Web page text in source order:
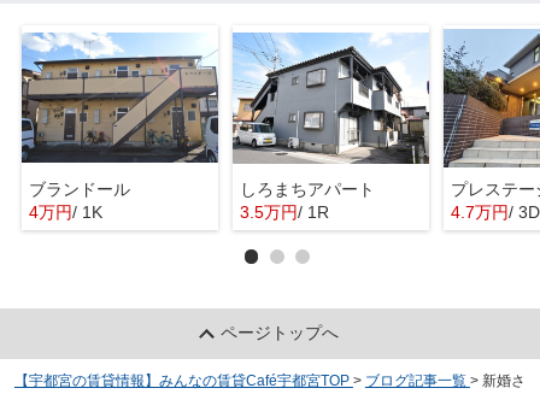
ブランドール
4万円/ 1K
しろまちアパート
3.5万円/ 1R
プレステー
4.7万円/
ページトップへ
【宇都宮の賃貸情報】みんなの賃貸Café宇都宮TOP > ブログ記事一覧 > 新婚さ